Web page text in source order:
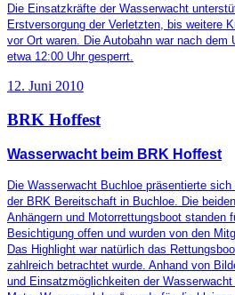
Die Einsatzkräfte der Wasserwacht
Erstversorgung der Verletzten, bis weitere
vor Ort waren. Die Autobahn war nach dem
etwa 12:00 Uhr gesperrt.
12. Juni 2010
BRK Hoffest
Wasserwacht beim BRK Hoffest
Die Wasserwacht Buchloe präsentierte
der BRK Bereitschaft in Buchloe. Die
Anhängern und Motorrettungsboot standen
Besichtigung offen und wurden von den
Das Highlight war natürlich das
zahlreich betrachtet wurde. Anhand von
und Einsatzmöglichkeiten der